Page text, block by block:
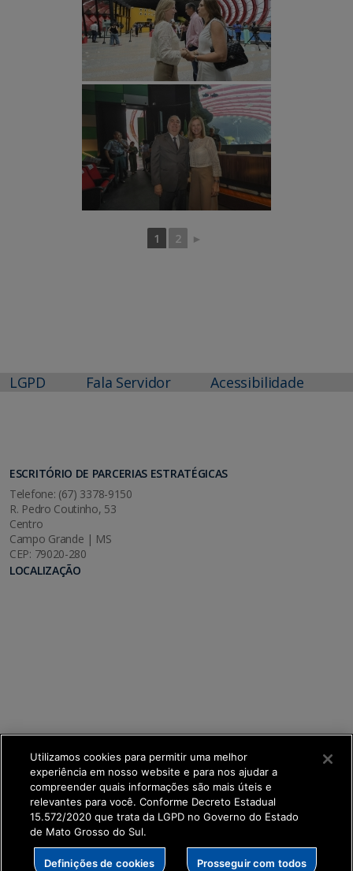
1 2 ►
LGPD Fala Servidor Acessibilidade
ESCRITÓRIO DE PARCERIAS ESTRATÉGICAS
Telefone: (67) 3378-9150
R. Pedro Coutinho, 53
Centro
Campo Grande | MS
CEP: 79020-280
LOCALIZAÇÃO
SETDIG | Secretaria-Executiva de Transformação
Digital
Utilizamos cookies para permitir uma melhor
experiência em nosso website e para nos ajudar a
compreender quais informações são mais úteis e
relevantes para você. Conforme Decreto Estadual
15.572/2020 que trata da LGPD no Governo do Estado
de Mato Grosso do Sul.
Definições de cookies Prosseguir com todos